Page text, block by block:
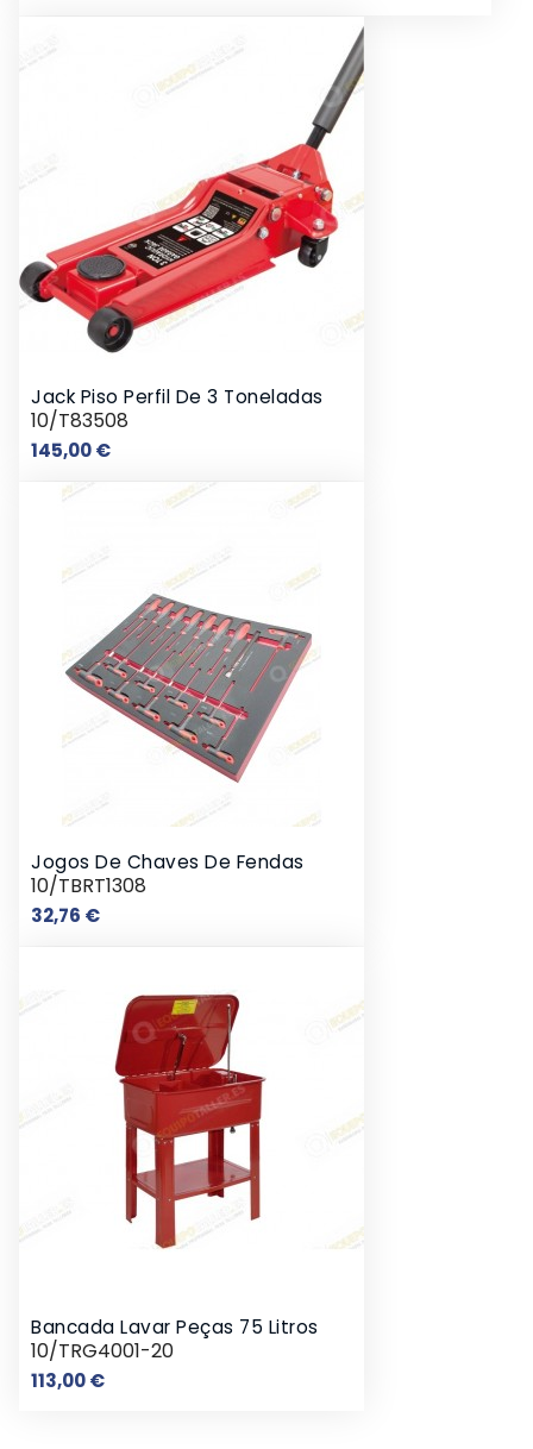
Jack Piso Perfil De 3 Toneladas
10/T83508
145,00 €Preço
Jogos De Chaves De Fendas
10/TBRT1308
32,76 €Preço
Bancada Lavar Peças 75 Litros
10/TRG4001-20
113,00 €Preço